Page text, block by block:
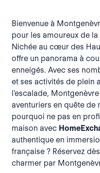
Bienvenue à
pour les amoureux de
Nichée au cœur des
offre un panorama à
enneigés. Avec ses
et ses activités de plein
l'escalade,
aventuriers en quête de
pourquoi ne pas en
maison avec
authentique en
française ? Réservez
charmer par